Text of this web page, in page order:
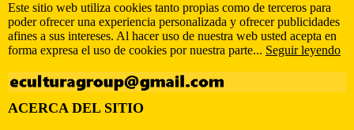
Este sitio web utiliza cookies tanto propias como de terceros para
poder ofrecer una experiencia personalizada y ofrecer publicidades
afines a sus intereses. Al hacer uso de nuestra web usted acepta en
forma expresa el uso de cookies por nuestra parte... Seguir leyendo
ACERCA DEL SITIO